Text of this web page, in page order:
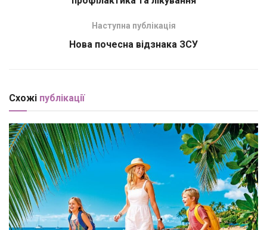
Наступна публікація
Нова почесна відзнака ЗСУ
Схожі публікації